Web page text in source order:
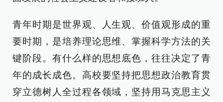
青年时期是世界观、人生观、价值观形成的重
要时期，是培养理论思维、掌握科学方法的关
键阶段。有什么样的思想底色，往往决定了青
年的成长成色。高校要坚持把思想政治教育贯
穿立德树人全过程各领域，坚持用马克思主义